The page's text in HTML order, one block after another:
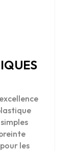
les